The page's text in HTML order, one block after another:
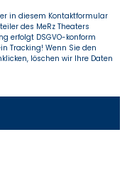
in diesem Kontaktformular
des MeRz Theaters
erfolgt DSGVO-konform
Tracking! Wenn Sie den
löschen wir Ihre Daten